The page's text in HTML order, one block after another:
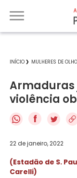
INÍCIO MULHERES DE OLHO
violência
f
22 de janeiro, 2022
(Estadão de S.
Carelli)